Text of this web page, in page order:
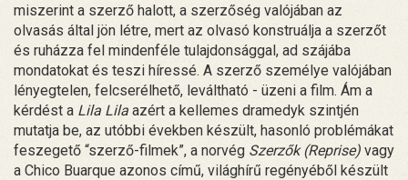
miszerint a szerző halott, a szerzőség valójában az
olvasás által jön létre, mert az olvasó konstruálja a szerzőt
és ruházza fel mindenféle tulajdonsággal, ad szájába
mondatokat és teszi híressé. A szerző személye valójában
lényegtelen, felcserélhető, leváltható - üzeni a film. Ám a
kérdést a Lila Lila azért a kellemes dramedyk szintjén
mutatja be, az utóbbi években készült, hasonló problémákat
feszegető “szerző-filmek”, a norvég Szerzők (Reprise) vagy
a Chico Buarque azonos című, világhírű regényéből készült